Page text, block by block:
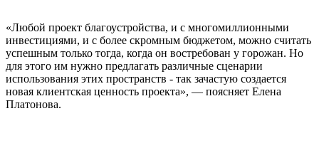
«Любой проект благоустройства, и с многомиллионными
инвестициями, и с более скромным бюджетом, можно считать
успешным только тогда, когда он востребован у горожан. Но
для этого им нужно предлагать различные сценарии
использования этих пространств - так зачастую создается
новая клиентская ценность проекта», — поясняет Елена
Платонова.